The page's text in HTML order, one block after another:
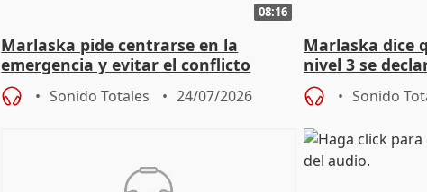
08:16
Marlaska pide centrarse en la
emergencia y evitar el conflicto
político
Sonido Totales 24/07/2026
Marlaska dice
nivel 3 se
de los incendios"
Sonido